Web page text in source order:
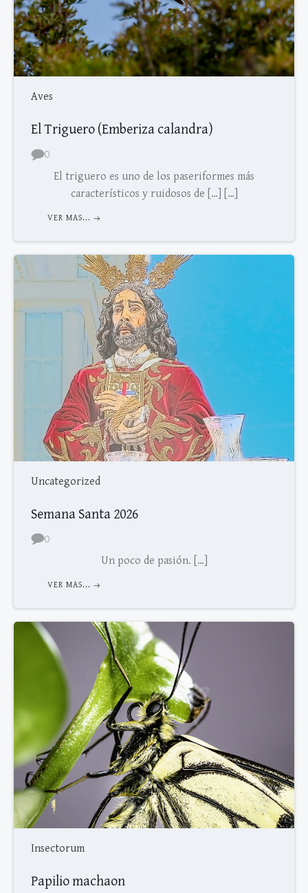
Aves
El Triguero (Emberiza calandra)
0
El triguero es uno de los paseriformes más
característicos y ruidosos de […] […]
VER MAS...
Uncategorized
Semana Santa 2026
0
Un poco de pasión. […]
VER MAS...
Insectorum
Papilio machaon